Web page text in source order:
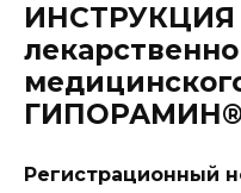
ИНСТРУКЦИЯ
ГИПОРАМИН®
Регистрационный